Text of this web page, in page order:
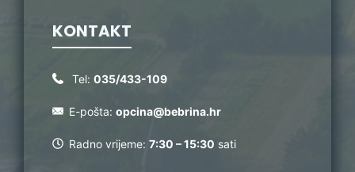
KONTAKT
Tel: 035/433-109
E-pošta: opcina@bebrina.hr
Radno vrijeme: 7:30 – 15:30 sati